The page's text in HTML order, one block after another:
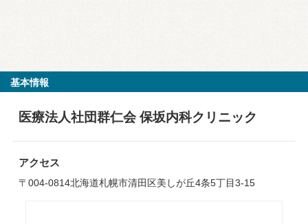
基本情報
医療法人社団群仁会 保坂内科クリニック
アクセス
〒004-0814北海道札幌市清田区美しが丘4条5丁目3-15